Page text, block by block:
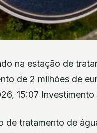
na estação de
de 2 milhões de
15:07
de tratamento de